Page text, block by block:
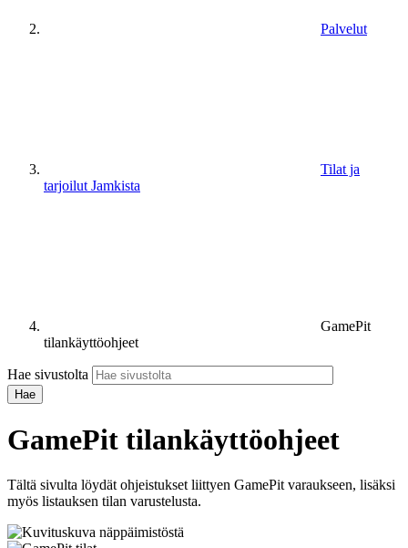
Palvelut
Tilat ja
tarjoilut Jamkista
GamePit
tilankäyttöohjeet
Hae sivustolta
GamePit tilankäyttöohjeet
Tältä sivulta löydät ohjeistukset liittyen GamePit varaukseen, lisäksi
myös listauksen tilan varustelusta.